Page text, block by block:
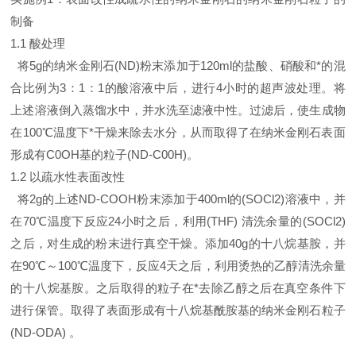
制备
1.1 酸处理
将5g的纳米金刚石(ND)粉末添加于120ml的盐酸、硝酸和*的混
合比例为3：1：1的酸溶液中后，进行4小时的超声波处理。将
上述溶液倒入蒸馏水中，并水洗至滤液中性。过滤后，使生成物
在100℃温度下*干燥来除去水分，从而取得了在纳米金刚石表面
形成有C0OH基的粒子(ND-C00H)。
1.2 以疏水性表面改性
将2g的上述ND-COOH粉末添加于400ml的(SOCl2)溶液中，并
在70℃温度下反应24小时之后，利用(THF) 清洗余量的(SOCl2)
之后，对生成的粉末进行真空干燥。添加40g的十八烷基胺，并
在90℃～100℃温度下，反应4天之后，利用烫热的乙醇清洗余量
的十八烷基胺。之后取得的粒子在*去除乙醇之后在真空条件下
进行保管。取得了表面形成有十八烷基酰胺基的纳米金刚石粒子
(ND-ODA) 。